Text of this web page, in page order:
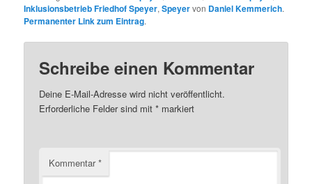
Inklusionsbetrieb Friedhof Speyer,Speyervon Daniel Kemmerich.
Permanenter Link zum Eintrag.
Schreibe einen Kommentar
Deine E-Mail-Adresse wird nicht veröffentlicht.
Erforderliche Felder sind mit* markiert
Kommentar*